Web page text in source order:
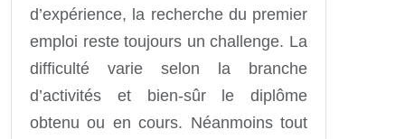
d’expérience, la recherche du premier
emploi reste toujours un challenge. La
difficulté varie selon la branche
d’activités et bien-sûr le diplôme
obtenu ou en cours. Néanmoins tout